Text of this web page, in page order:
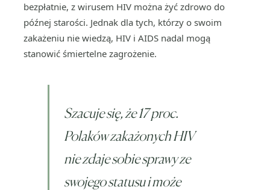
bezpłatnie, z wirusem HIV można żyć zdrowo do
późnej starości. Jednak dla tych, którzy o swoim
zakażeniu nie wiedzą, HIV i AIDS nadal mogą
stanowić śmiertelne zagrożenie.
Szacuje się, że 17 proc.
Polaków zakażonych HIV
nie zdaje sobie sprawy ze
swojego statusu i może